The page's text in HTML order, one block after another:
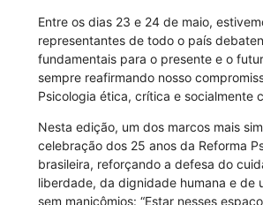
Entre os dias 23 e 24 de maio,
representantes de todo o país
fundamentais para o presente e o
sempre reafirmando nosso
Psicologia ética, crítica e socialmente
Nesta edição, um dos marcos mais
celebração dos 25 anos da Reforma
brasileira, reforçando a defesa do
liberdade, da dignidade humana e de
sem manicômios: “Estar nesses